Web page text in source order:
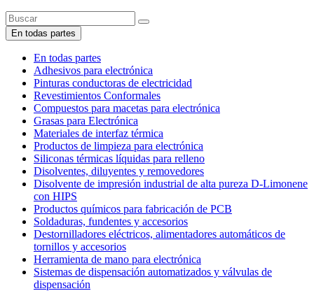
En todas partes
En todas partes
Adhesivos para electrónica
Pinturas conductoras de electricidad
Revestimientos Conformales
Compuestos para macetas para electrónica
Grasas para Electrónica
Materiales de interfaz térmica
Productos de limpieza para electrónica
Siliconas térmicas líquidas para relleno
Disolventes, diluyentes y removedores
Disolvente de impresión industrial de alta pureza D-Limonene
con HIPS
Productos químicos para fabricación de PCB
Soldaduras, fundentes y accesorios
Destornilladores eléctricos, alimentadores automáticos de
tornillos y accesorios
Herramienta de mano para electrónica
Sistemas de dispensación automatizados y válvulas de
dispensación